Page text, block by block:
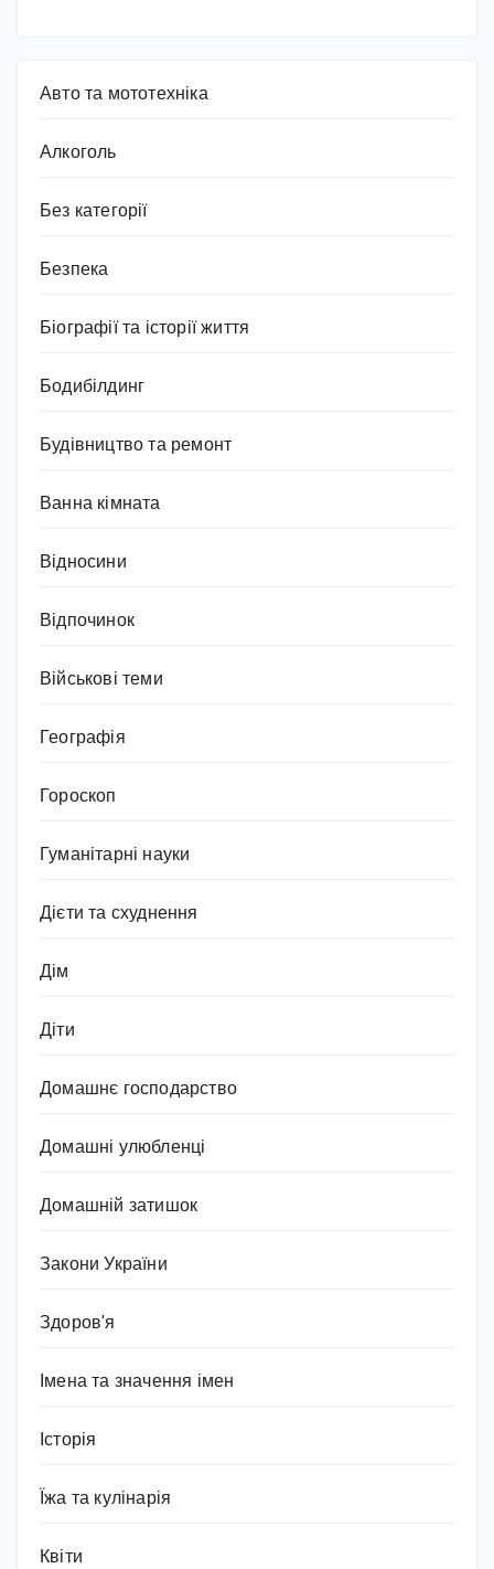
Авто та мототехніка
Алкоголь
Без категорії
Безпека
Біографії та історії життя
Бодибілдинг
Будівництво та ремонт
Ванна кімната
Відносини
Відпочинок
Військові теми
Географія
Гороскоп
Гуманітарні науки
Дієти та схуднення
Дім
Діти
Домашнє господарство
Домашні улюбленці
Домашній затишок
Закони України
Здоров'я
Імена та значення імен
Історія
Їжа та кулінарія
Квіти